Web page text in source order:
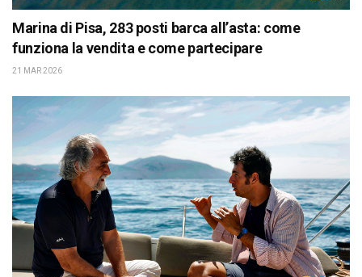
Marina di Pisa, 283 posti barca all’asta: come
funziona la vendita e come partecipare
21 MAR 2026